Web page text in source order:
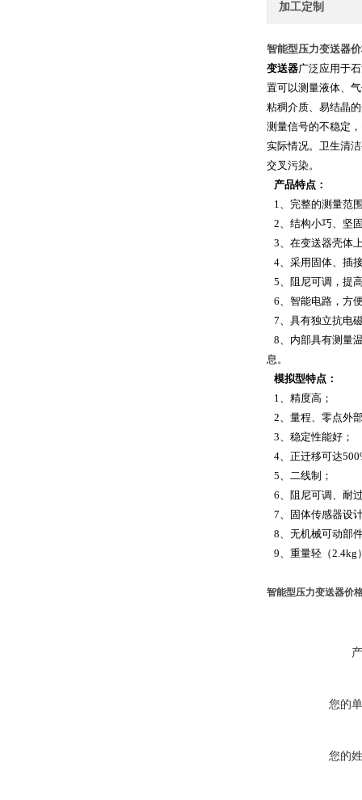
加工定制
智能型压力变送器
变送器广泛应用于
置可以测量液体、
粘稠介质、易结晶
测量信号的不稳定
实际情况。卫生清
交叉污染。
产品特点：
1、完整的测量范
2、结构小巧、坚
3、在变送器壳体
4、采用固体、插
5、阻尼可调，提
6、智能电路，方
7、具有独立抗电
8、内部具有测量
息。
模拟型特点：
1、精度高；
2、量程、零点外
3、稳定性能好；
4、正迁移可达
5、二线制；
6、阻尼可调、耐
7、固体传感器设
8、无机械可动部
9、重量轻（2.4kg
智能型压力变送器价
您的
您的